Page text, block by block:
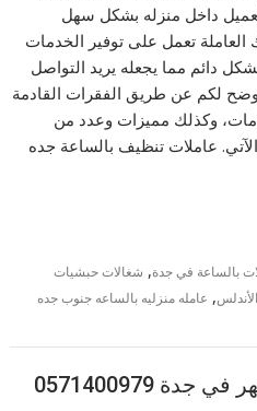
داخل منزله بشكل سهل
العاملة تعمل على توفير الخدمات
دائم مما يجعله يريد التواصل
لكم عن طريق الفقرات القادمة
وكذلك مميزات وعدد من
عاملات تنظيف بالساعة جده
بالساعة في جدة, شغالات حبشيات
, عامله منزليه بالساعه جنوب جده
0571400979